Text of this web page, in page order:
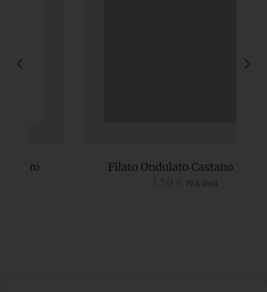
Filato Ondulato Castano Miele
IVA incl.